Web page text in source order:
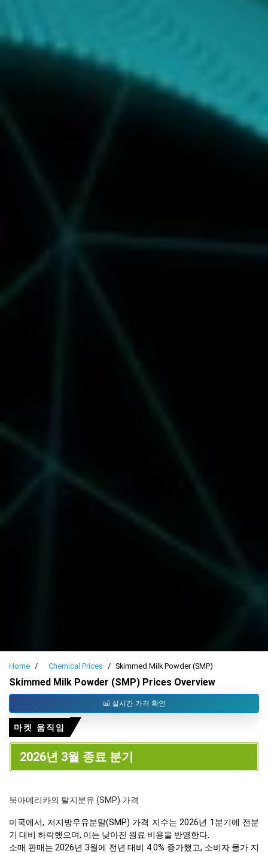
Home Chemical Prices Skimmed Milk Powder (SMP)
Skimmed Milk Powder (SMP) Prices Overview
실시간 가격 확인
마켓 움직임
2026년 3월 종료 분기
북아메리카의 탈지분유 (SMP) 가격
미국에서, 저지방우유분말(SMP) 가격 지수는 2026년 1분기에 전분
기 대비 하락했으며, 이는 낮아진 원료 비용을 반영한다.
소매 판매는 2026년 3월에 전년 대비 4.0% 증가했고, 소비자 물가 지